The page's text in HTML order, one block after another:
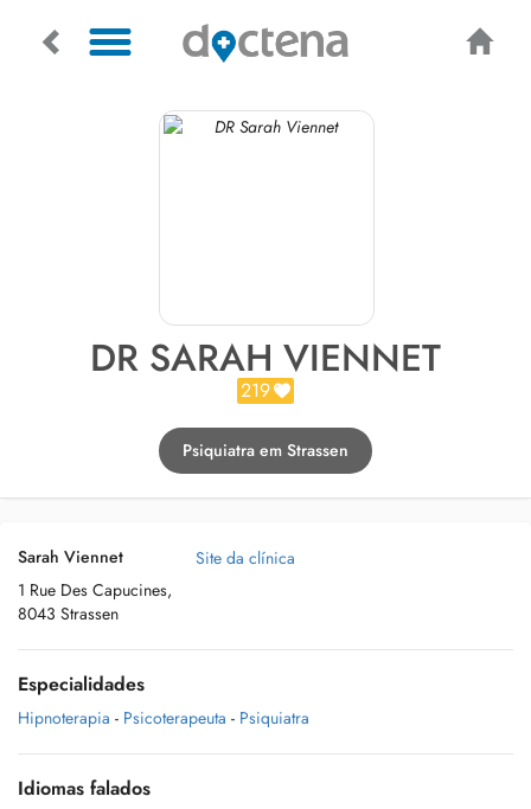
DR SARAH VIENNET
219
Psiquiatra em Strassen
Sarah Viennet
1 Rue Des Capucines,
8043 Strassen
Site da clínica
Especialidades
Hipnoterapia - Psicoterapeuta - Psiquiatra
Idiomas falados